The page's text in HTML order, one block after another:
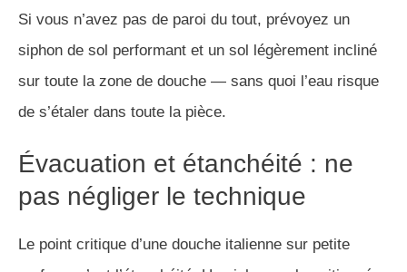
Si vous n’avez pas de paroi du tout, prévoyez un
siphon de sol performant et un sol légèrement incliné
sur toute la zone de douche — sans quoi l’eau risque
de s’étaler dans toute la pièce.
Évacuation et étanchéité : ne
pas négliger le technique
Le point critique d’une douche italienne sur petite